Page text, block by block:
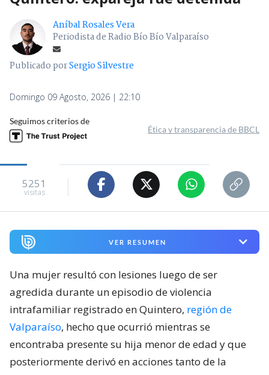
Aníbal Rosales Vera
Periodista de Radio Bío Bío Valparaíso
Publicado porSergio Silvestre
Domingo 09 Agosto, 2026 | 22:10
Seguimos criterios de
Ética y transparencia de BBCL
5251
visitas
VER RESUMEN
Una mujer resultó con lesiones luego de ser
agredida durante un episodio de violencia
intrafamiliar registrado en Quintero, región de
Valparaíso, hecho que ocurrió mientras se
encontraba presente su hija menor de edad y que
posteriormente derivó en acciones tanto de la